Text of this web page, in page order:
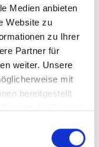
Medien anbieten
Website zu
zu Ihrer
Partner für
weiter. Unsere
mit
bereitgestellt